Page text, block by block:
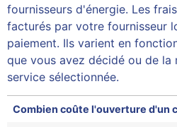
fournisseurs d'énergie. Les
facturés par votre fournisseur
paiement. Ils varient en
que vous avez décidé ou de la
service sélectionnée.
Combien coûte l'ouverture d'un